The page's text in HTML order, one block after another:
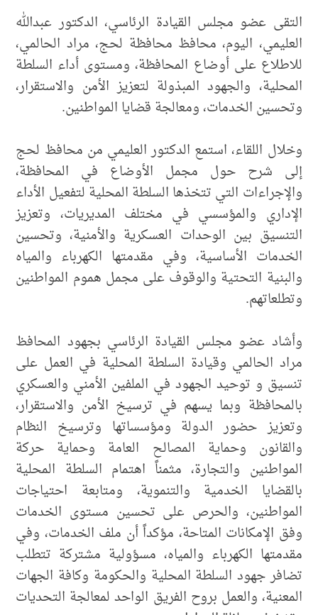
التقى عضو مجلس القيادة الرئاسي، الدكتور عبدالله
العليمي، اليوم، محافظ محافظة لحج، مراد الحالمي،
للاطلاع على أوضاع المحافظة، ومستوى أداء السلطة
المحلية، والجهود المبذولة لتعزيز الأمن والاستقرار،
وتحسين الخدمات، ومعالجة قضايا المواطنين.
وخلال اللقاء، استمع الدكتور العليمي من محافظ لحج
إلى شرح حول مجمل الأوضاع في المحافظة،
والإجراءات التي تتخذها السلطة المحلية لتفعيل الأداء
الإداري والمؤسسي في مختلف المديريات، وتعزيز
التنسيق بين الوحدات العسكرية والأمنية، وتحسين
الخدمات الأساسية، وفي مقدمتها الكهرباء والمياه
والبنية التحتية والوقوف على مجمل هموم المواطنين
وتطلعاتهم.
وأشاد عضو مجلس القيادة الرئاسي بجهود المحافظ
مراد الحالمي وقيادة السلطة المحلية في العمل على
تنسيق و توحيد الجهود في الملفين الأمني والعسكري
بالمحافظة وبما يسهم في ترسيخ الأمن والاستقرار،
وتعزيز حضور الدولة ومؤسساتها وترسيخ النظام
والقانون وحماية المصالح العامة وحماية حركة
المواطنين والتجارة، مثمناً اهتمام السلطة المحلية
بالقضايا الخدمية والتنموية، ومتابعة احتياجات
المواطنين، والحرص على تحسين مستوى الخدمات
وفق الإمكانات المتاحة، مؤكداً أن ملف الخدمات، وفي
مقدمتها الكهرباء والمياه، مسؤولية مشتركة تتطلب
تضافر جهود السلطة المحلية والحكومة وكافة الجهات
المعنية، والعمل بروح الفريق الواحد لمعالجة التحديات